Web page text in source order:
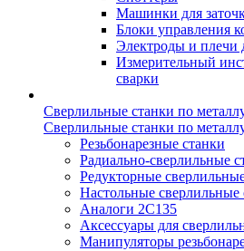
Машинки для
Блоки управления
Электроды и плечи
Измерительный
сварки
Сверлильные станки по
Сверлильные станки по
Резьбонарезные станки
Радиально-сверлильные
Редукторные
Настольные сверлильные
Аналоги 2С135
Аксессуары для
Манипуляторы